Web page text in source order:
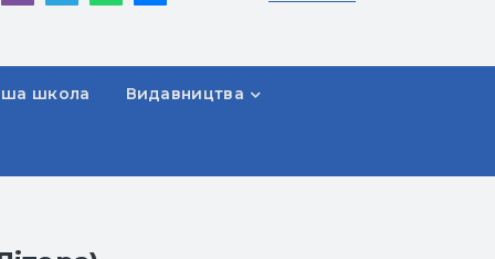
школа Видавництва